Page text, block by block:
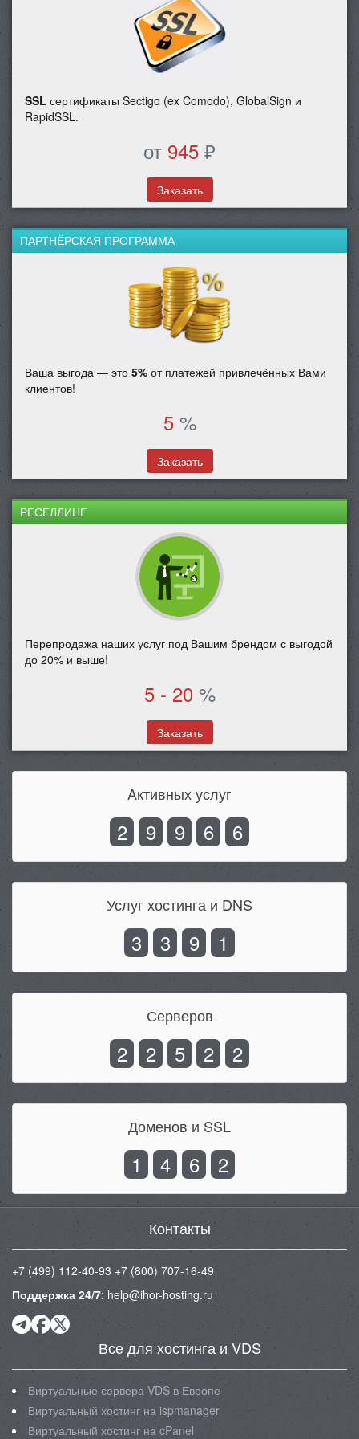
SSL сертификаты Sectigo (ex Comodo), GlobalSign и
RapidSSL.
от 945 ₽
Заказать
ПАРТНЁРСКАЯ ПРОГРАММА
Ваша выгода — это 5% от платежей привлечённых Вами
клиентов!
5%
Заказать
РЕСЕЛЛИНГ
Перепродажа наших услуг под Вашим брендом с выгодой
до 20% и выше!
5 - 20%
Заказать
Aктивных услуг
2 9 9 6 6
Услуг хостинга и DNS
3 3 9 1
Серверов
2 2 5 2 2
Доменов и SSL
1 4 6 2
Контакты
+7 (499) 112-40-93 +7 (800) 707-16-49
Поддержка 24/7: help@ihor-hosting.ru
Все для хостинга и VDS
Виртуальные сервера VDS в Европе
Виртуальный хостинг на ispmanager
Виртуальный хостинг на cPanel